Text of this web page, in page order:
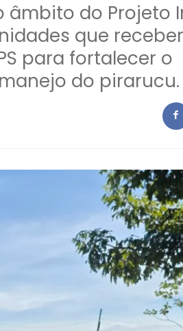
do Projeto
que
para fortalecer o
do pirarucu.